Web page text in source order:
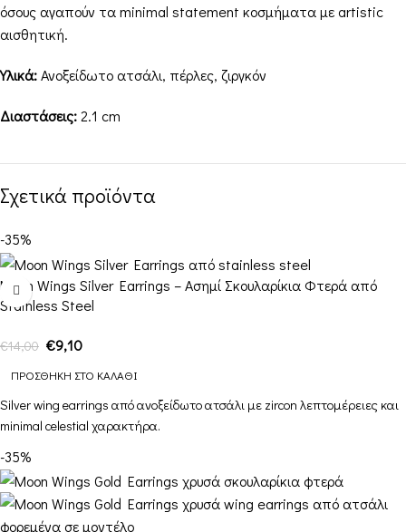
όσους αγαπούν τα minimal statement κοσμήματα με artistic
αισθητική.
Υλικά:Ανοξείδωτο ατσάλι, πέρλες, ζιργκόν
Διαστάσεις:2.1 cm
Σχετικά προϊόντα
-35%
Moon Wings Silver Earrings – Ασημί Σκουλαρίκια Φτερά από
Stainless Steel
€14,00 €9,10
ΠΡΟΣΘΉΚΗ ΣΤΟ ΚΑΛΆΘΙ
Silver wing earrings από ανοξείδωτο ατσάλι με zircon λεπτομέρειες και
minimal celestial χαρακτήρα.
-35%